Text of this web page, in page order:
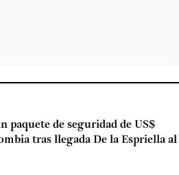
paquete de seguridad de US$
tras llegada De la Espriella al